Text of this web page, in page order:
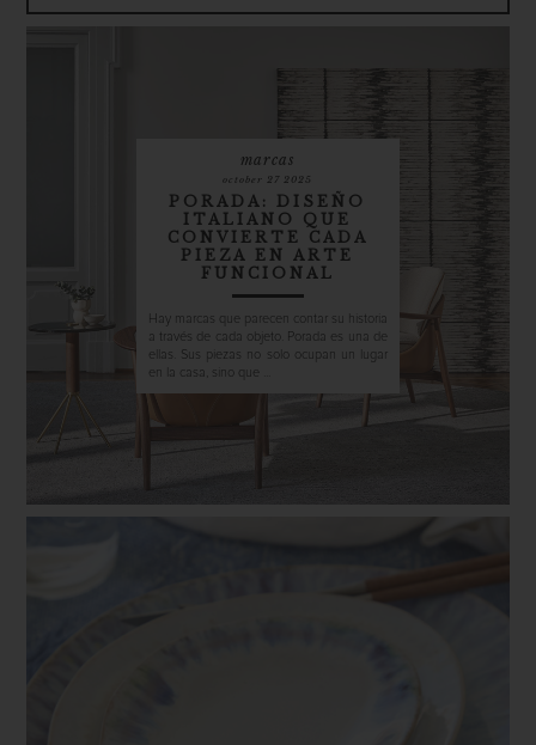
marcas
october 27 2025
PORADA: DISEÑO
ITALIANO QUE
CONVIERTE CADA
PIEZA EN ARTE
FUNCIONAL
Hay marcas que parecen contar su historia
a través de cada objeto. Porada es una de
ellas. Sus piezas no solo ocupan un lugar
en la casa, sino que ...